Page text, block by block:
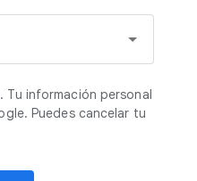
Tu información personal
Puedes cancelar tu